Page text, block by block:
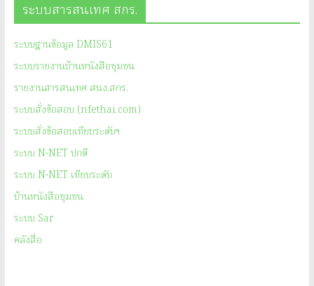
ระบบสารสนเทศ สกร.
ระบบฐานข้อมูล DMIS61
ระบบรายงานบ้านหนังสือชุมชน
รายงานสารสนเทศ สนง.สกร.
ระบบสั่งข้อสอบ (nfethai.com)
ระบบสั่งข้อสอบเทียบระดับฯ
ระบบ N-NET ปกติ
ระบบ N-NET เทียบระดับ
บ้านหนังสือชุมชน
ระบบ Sar
คลังสื่อ